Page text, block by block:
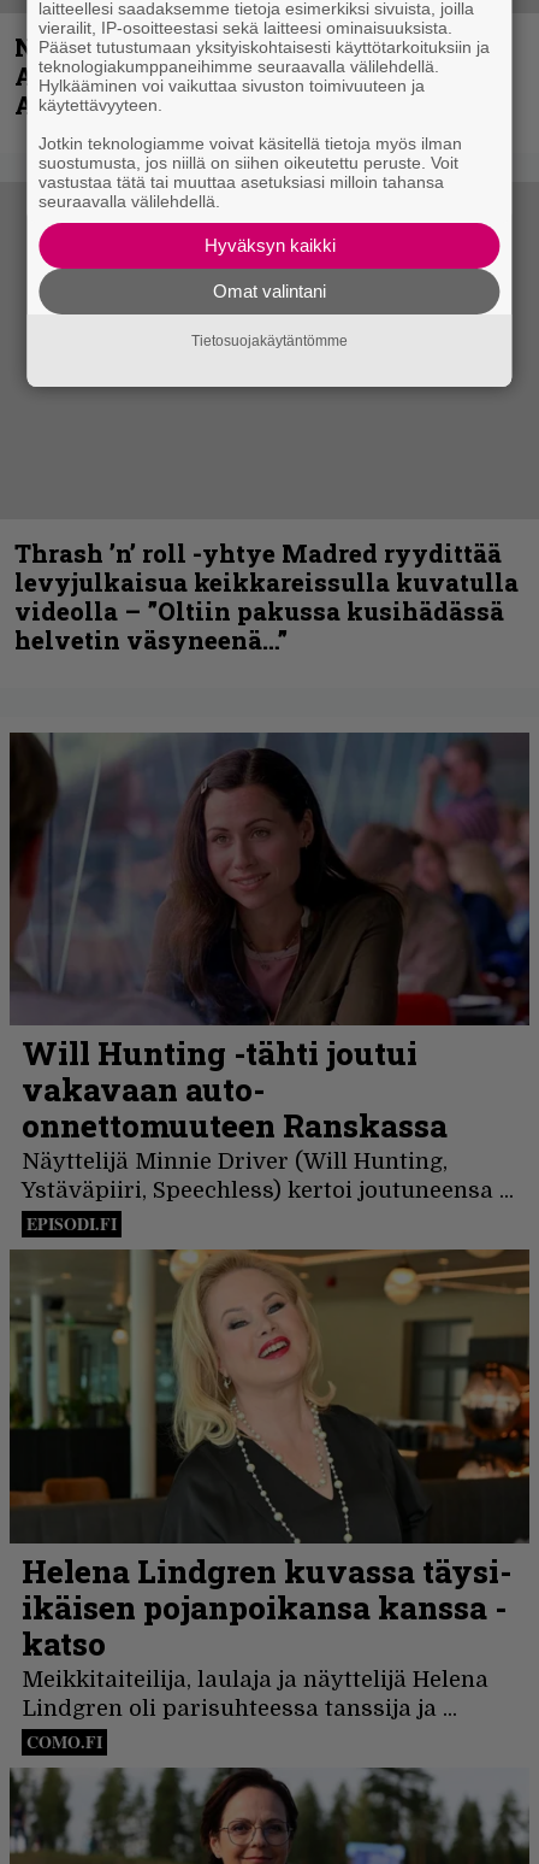
Näin lähtee Ghostin Tobias Forgelta
Accept – menossa mukana myös
Anthrax- ja Korn-miehistöä
Thrash ’n’ roll -yhtye Madred ryydittää
levyjulkaisua keikkareissulla kuvatulla
videolla – ”Oltiin pakussa kusihädässä
helvetin väsyneenä…”
laitteellesi saadaksemme tietoja esimerkiksi sivuista, joilla
vierailit, IP-osoitteestasi sekä laitteesi ominaisuuksista.
Pääset tutustumaan yksityiskohtaisesti käyttötarkoituksiin ja
teknologiakumppaneihimme seuraavalla välilehdellä.
Hylkääminen voi vaikuttaa sivuston toimivuuteen ja
käytettävyyteen.
Jotkin teknologiamme voivat käsitellä tietoja myös ilman
suostumusta, jos niillä on siihen oikeutettu peruste. Voit
vastustaa tätä tai muuttaa asetuksiasi milloin tahansa
seuraavalla välilehdellä.
Hyväksyn kaikki
Omat valintani
Tietosuojakäytäntömme